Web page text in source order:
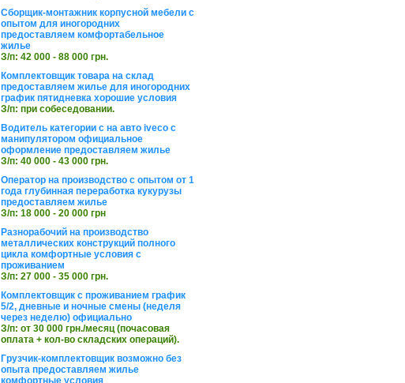
Сборщик-монтажник корпусной мебели с
опытом для иногородних
предоставляем комфортабельное
жилье
З/п: 42 000 - 88 000 грн.
Комплектовщик товара на склад
предоставляем жилье для иногородних
график пятидневка хорошие условия
З/п: при собеседовании.
Водитель категории с на авто iveco с
манипулятором официальное
оформление предоставляем жилье
З/п: 40 000 - 43 000 грн.
Оператор на производство с опытом от 1
года глубинная переработка кукурузы
предоставляем жилье
З/п: 18 000 - 20 000 грн
Разнорабочий на производство
металлических конструкций полного
цикла комфортные условия с
проживанием
З/п: 27 000 - 35 000 грн.
Комплектовщик с проживанием график
5/2, дневные и ночные смены (неделя
через неделю) официально
З/п: от 30 000 грн./месяц (почасовая
оплата + кол-во складских операций).
Грузчик-комплектовщик возможно без
опыта предоставляем жилье
комфортные условия